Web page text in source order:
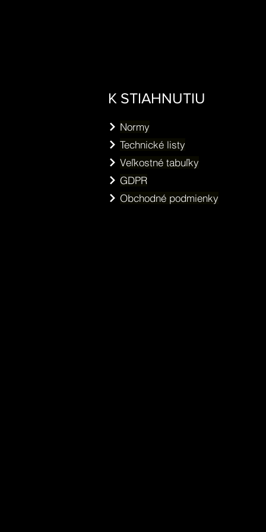
K STIAHNUTIU
Normy
Technické listy
Veľkostné tabuľky
GDPR
Obchodné podmienky